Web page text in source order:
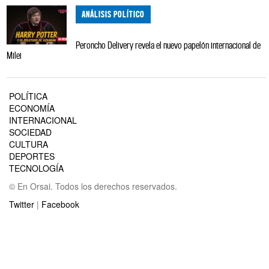
ANÁLISIS POLÍTICO
Peroncho Delivery revela el nuevo papelón internacional de
Milei
POLÍTICA
ECONOMÍA
INTERNACIONAL
SOCIEDAD
CULTURA
DEPORTES
TECNOLOGÍA
© En Orsai. Todos los derechos reservados.
Twitter | Facebook